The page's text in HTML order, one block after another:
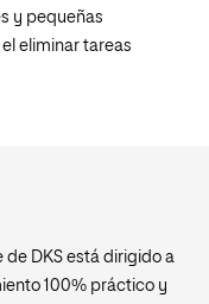
y pequeñas
eliminar tareas
de DKS está dirigido a
100% práctico y